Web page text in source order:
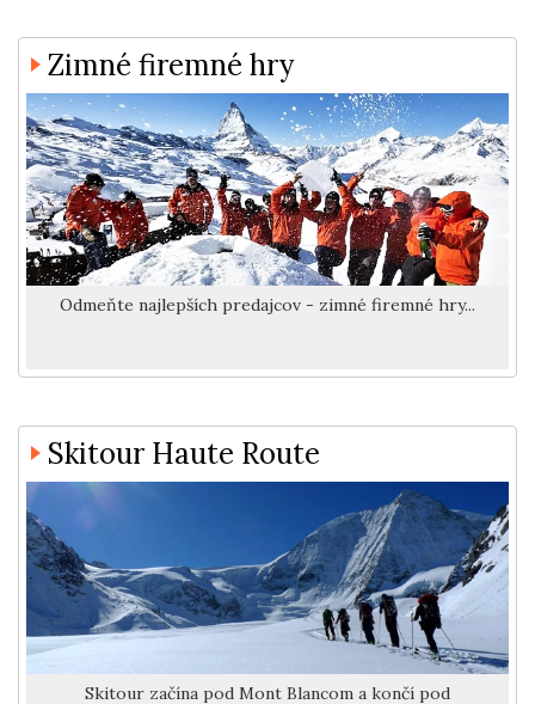
Zimné firemné hry
Odmeňte najlepších predajcov - zimné firemné hry...
Skitour Haute Route
Skitour začína pod Mont Blancom a končí pod